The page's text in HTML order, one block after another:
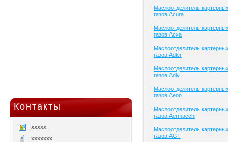
Контакты
xxxxx
xxxxxxx
Маслоотделитель
газов Acura
Маслоотделитель
газов Acxa
Маслоотделитель
газов Adler
Маслоотделитель
газов Adly
Маслоотделитель
газов Aeon
Маслоотделитель
газов Aermacchi
Маслоотделитель
газов AGT